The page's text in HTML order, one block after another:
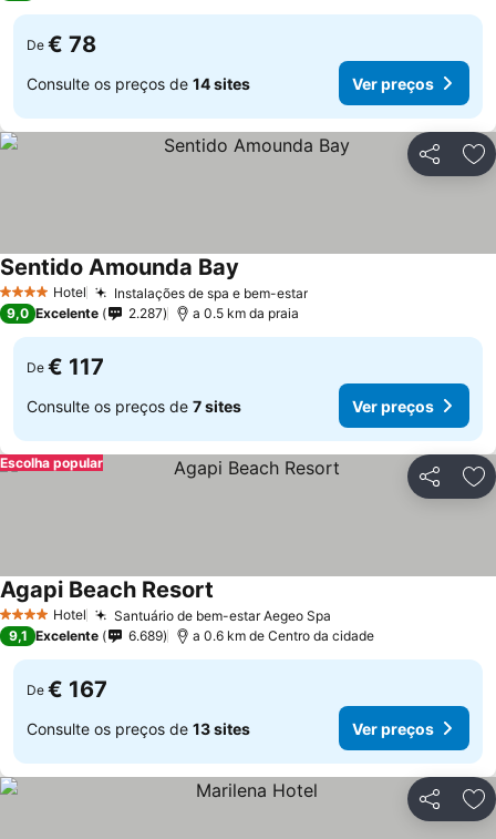
De € 78
Consulte os preços de 14 sites Ver preços
Partilhar
4 EstrelasHotel Instalações de spa e bem-estar
Sentido Amounda Bay
9,0 Excelente 2.287 a 0.5 km da praia
De € 117
Consulte os preços de 7 sites Ver preços
Partilhar
Escolha popular
4 EstrelasHotel Santuário de bem-estar Aegeo Spa
Agapi Beach Resort
9,1 Excelente 6.689 a 0.6 km de Centro da cidade
De € 167
Consulte os preços de 13 sites Ver preços
Partilhar